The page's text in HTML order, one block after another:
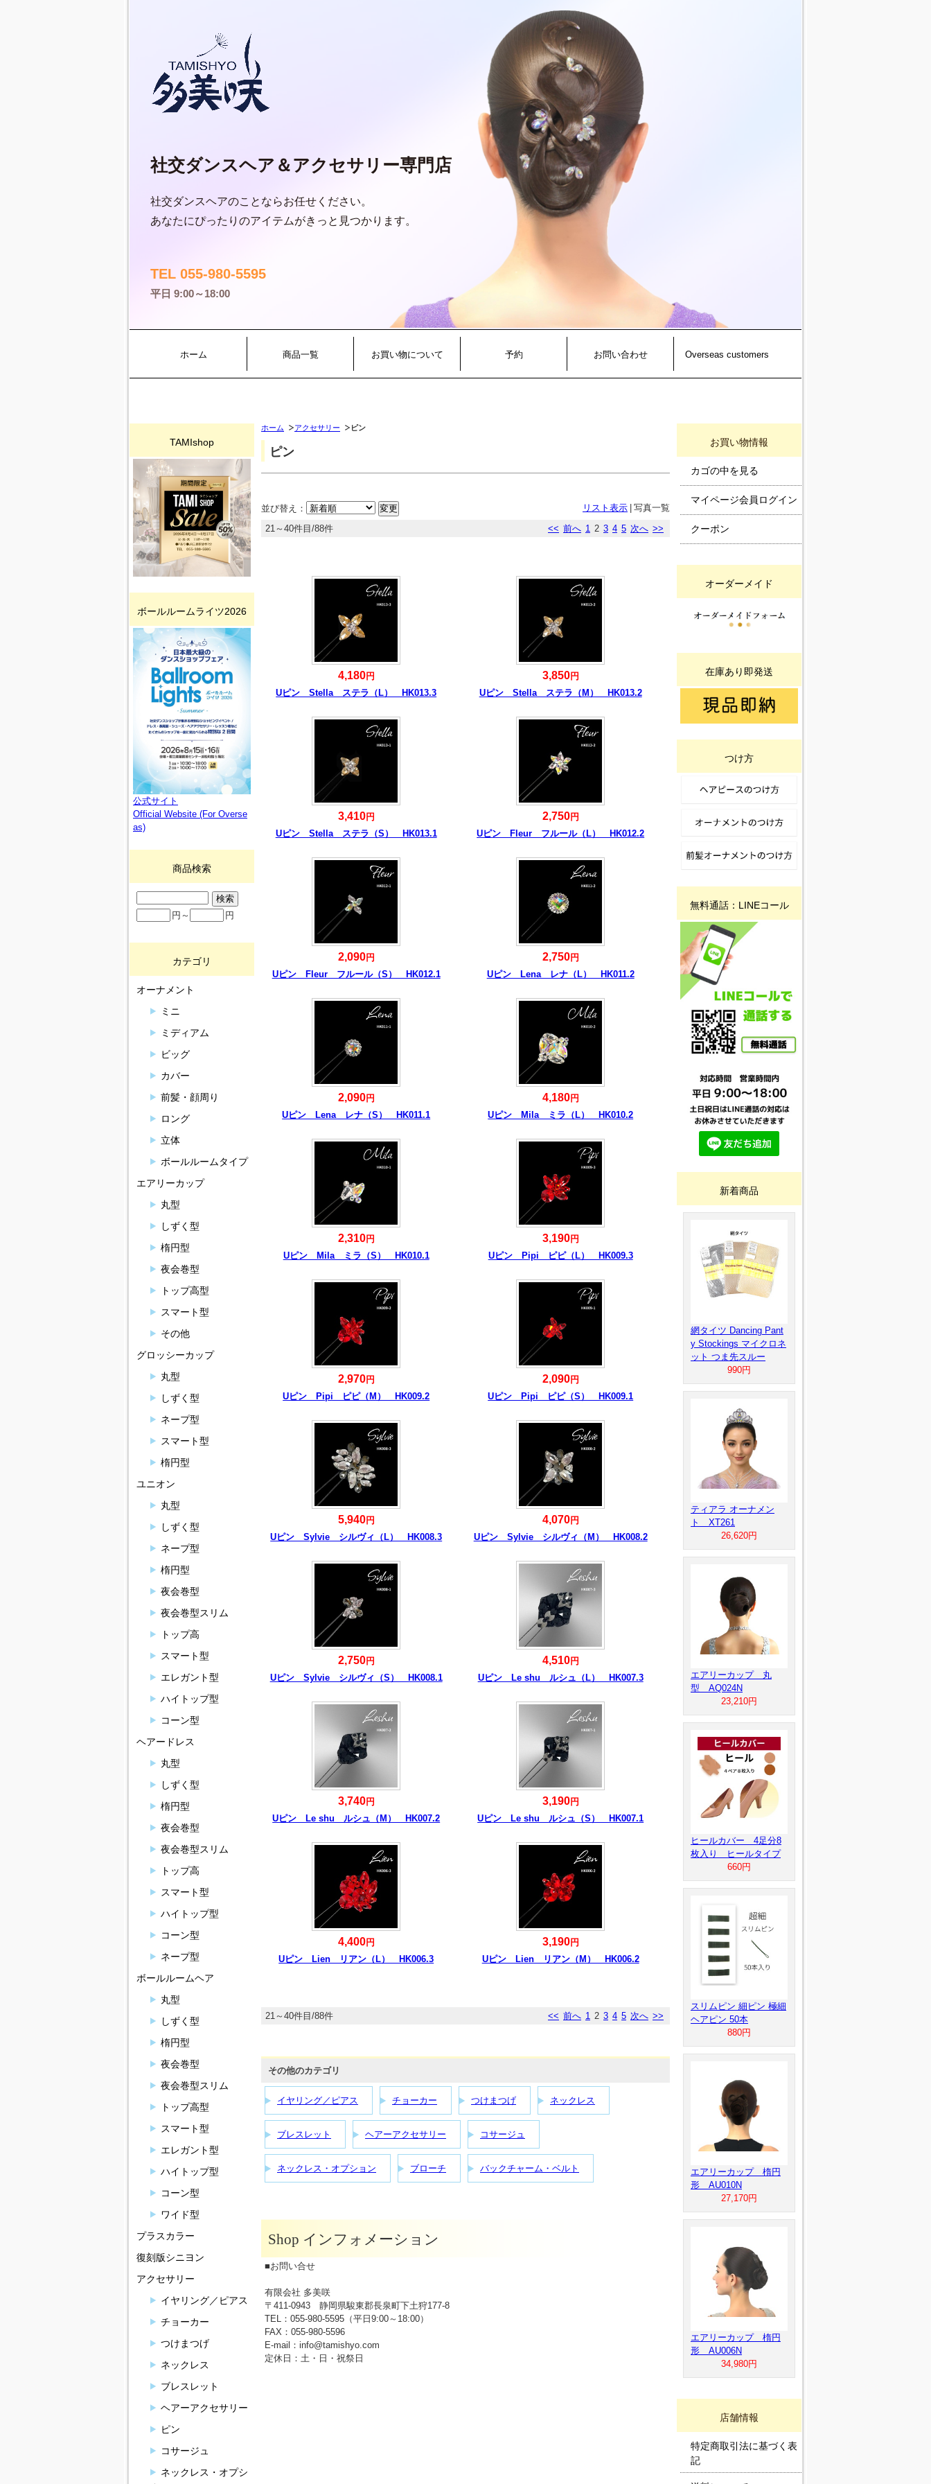
社交ダンスヘア＆アクセサリー専門店
社交ダンスヘアのことならお任せください。
あなたにぴったりのアイテムがきっと見つかります。
TEL 055-980-5595
平日 9:00～18:00
ホーム 商品一覧 お買い物について 予約 お問い合わせ Overseas customers
ホーム アクセサリー ピン
ピン
リスト表示 | 写真一覧
並び替え：
<< 前へ 1 2 3 4 5 次へ >>
21～40件目/88件
4,180円
Uピン Stella ステラ（L） HK013.3
3,850円
Uピン Stella ステラ（M） HK013.2
3,410円
Uピン Stella ステラ（S） HK013.1
2,750円
Uピン Fleur フルール（L） HK012.2
2,090円
Uピン Fleur フルール（S） HK012.1
2,750円
Uピン Lena レナ（L） HK011.2
2,090円
Uピン Lena レナ（S） HK011.1
4,180円
Uピン Mila ミラ（L） HK010.2
2,310円
Uピン Mila ミラ（S） HK010.1
3,190円
Uピン Pipi ピピ（L） HK009.3
2,970円
Uピン Pipi ピピ（M） HK009.2
2,090円
Uピン Pipi ピピ（S） HK009.1
5,940円
Uピン Sylvie シルヴィ（L） HK008.3
4,070円
Uピン Sylvie シルヴィ（M） HK008.2
2,750円
Uピン Sylvie シルヴィ（S） HK008.1
4,510円
Uピン Le shu ルシュ（L） HK007.3
3,740円
Uピン Le shu ルシュ（M） HK007.2
3,190円
Uピン Le shu ルシュ（S） HK007.1
4,400円
Uピン Lien リアン（L） HK006.3
3,190円
Uピン Lien リアン（M） HK006.2
<< 前へ 1 2 3 4 5 次へ >>
21～40件目/88件
その他のカテゴリ
イヤリング／ピアス チョーカー つけまつげ ネックレス
ブレスレット ヘアーアクセサリー コサージュ
ネックレス・オプション ブローチ バックチャーム・ベルト
Shop インフォメーション
■お問い合せ
有限会社 多美咲
〒411-0943 静岡県駿東郡長泉町下土狩177-8
TEL：055-980-5595（平日9:00～18:00）
FAX：055-980-5596
E-mail：info@tamishyo.com
定休日：土・日・祝祭日
TAMIshop
ボールルームライツ2026
公式サイト
Official Website (For Overse
as)
商品検索
円～ 円
カテゴリ
オーナメント
ミニ
ミディアム
ビッグ
カバー
前髪・顔周り
ロング
立体
ボールルームタイプ
エアリーカップ
丸型
しずく型
楕円型
夜会巻型
トップ高型
スマート型
その他
グロッシーカップ
丸型
しずく型
ネープ型
スマート型
楕円型
ユニオン
丸型
しずく型
ネープ型
楕円型
夜会巻型
夜会巻型スリム
トップ高
スマート型
エレガント型
ハイトップ型
コーン型
ヘアードレス
丸型
しずく型
楕円型
夜会巻型
夜会巻型スリム
トップ高
スマート型
ハイトップ型
コーン型
ネープ型
ボールルームヘア
丸型
しずく型
楕円型
夜会巻型
夜会巻型スリム
トップ高型
スマート型
エレガント型
ハイトップ型
コーン型
ワイド型
プラスカラー
復刻版シニヨン
アクセサリー
イヤリング／ピアス
チョーカー
つけまつげ
ネックレス
ブレスレット
ヘアーアクセサリー
ピン
コサージュ
ネックレス・オプシ
お買い物情報
カゴの中を見る
マイページ会員ログイン
クーポン
オーダーメイド
在庫あり即発送
つけ方
無料通話：LINEコール
新着商品
網タイツ Dancing Pant
y Stockings マイクロネ
ット つま先スルー
990円
ティアラ オーナメン
ト XT261
26,620円
エアリーカップ 丸
型 AQ024N
23,210円
ヒールカバー 4足分8
枚入り ヒールタイプ
660円
スリムピン 細ピン 極細
ヘアピン 50本
880円
エアリーカップ 楕円
形 AU010N
27,170円
エアリーカップ 楕円
形 AU006N
34,980円
店舗情報
特定商取引法に基づく表
記